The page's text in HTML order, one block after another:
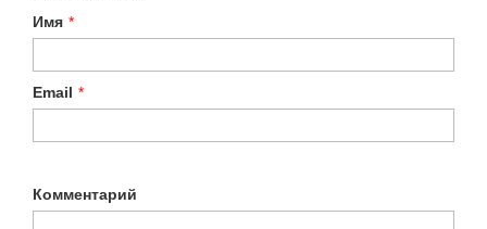
Имя *
Email *
Комментарий